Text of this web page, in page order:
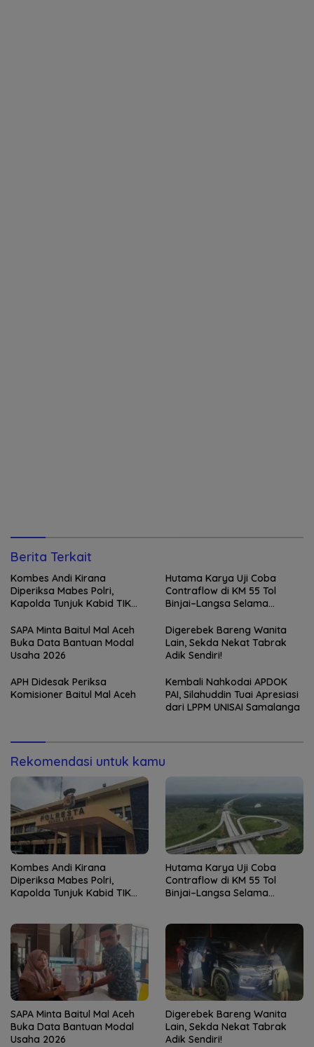
Berita Terkait
Kombes Andi Kirana
Diperiksa Mabes Polri,
Kapolda Tunjuk Kabid TIK
Kapolresta Banda Aceh
Hutama Karya Uji Coba
Contraflow di KM 55 Tol
Binjai–Langsa Selama
SAPA Minta Baitul Mal Aceh
Buka Data Bantuan Modal
Usaha 2026
Digerebek Bareng Wanita
Lain, Sekda Nekat Tabrak
Adik Sendiri!
APH Didesak Periksa
Komisioner Baitul Mal Aceh
Kembali Nahkodai APDOK
PAI, Silahuddin Tuai Apresiasi
dari LPPM UNISAI Samalanga
Rekomendasi untuk kamu
Kombes Andi Kirana
Diperiksa Mabes Polri,
Kapolda Tunjuk Kabid TIK
Hutama Karya Uji Coba
Contraflow di KM 55 Tol
Binjai–Langsa Selama
SAPA Minta Baitul Mal Aceh
Buka Data Bantuan Modal
Usaha 2026
Digerebek Bareng Wanita
Lain, Sekda Nekat Tabrak
Adik Sendiri!